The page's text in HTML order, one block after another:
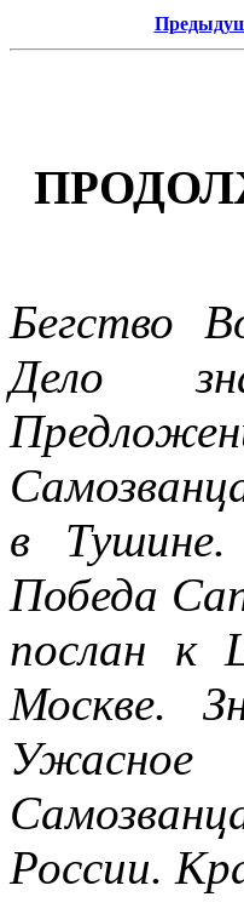
Бегство
Дело
в
Победа
послан к
Москве.
Ужасное
России.